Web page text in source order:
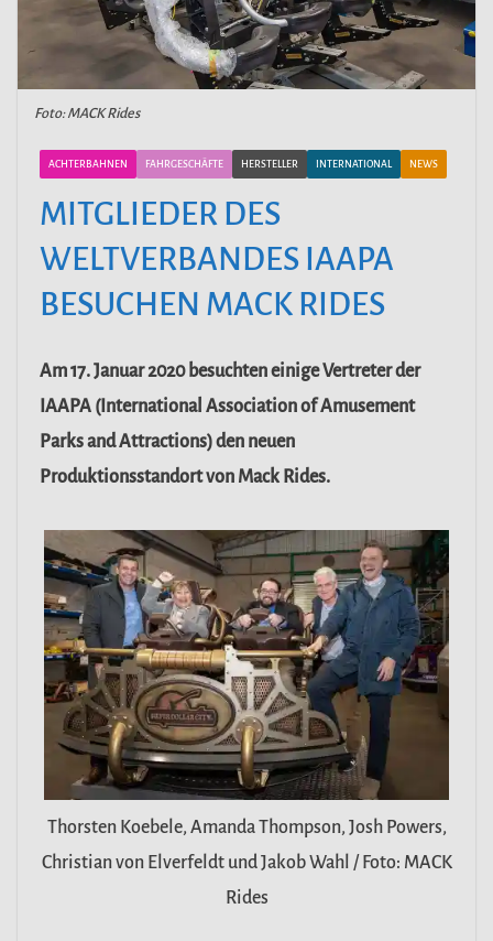
Foto: MACK Rides
ACHTERBAHNEN FAHRGESCHÄFTE HERSTELLER INTERNATIONAL NEWS
MITGLIEDER DES
WELTVERBANDES IAAPA
BESUCHEN MACK RIDES
Am 17. Januar 2020 besuchten einige Vertreter der
IAAPA (International Association of Amusement
Parks and Attractions) den neuen
Produktionsstandort von Mack Rides.
Thorsten Koebele, Amanda Thompson, Josh Powers,
Christian von Elverfeldt und Jakob Wahl / Foto: MACK
Rides